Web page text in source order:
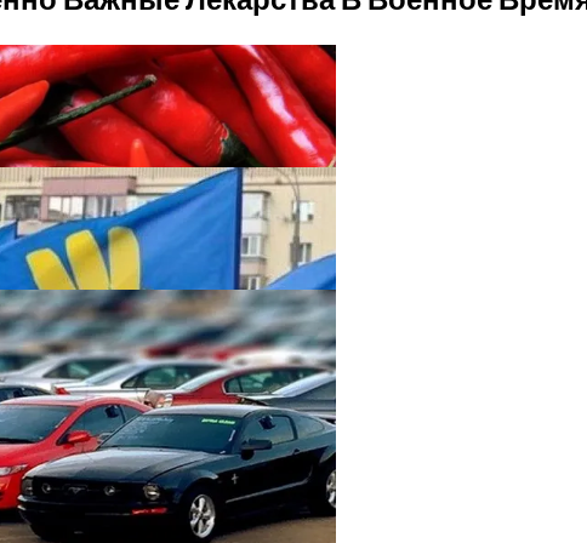
Перца Чили